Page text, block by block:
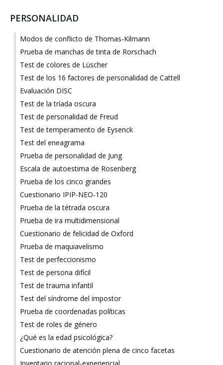
PERSONALIDAD
Modos de conflicto de Thomas-Kilmann
Prueba de manchas de tinta de Rorschach
Test de colores de Lüscher
Test de los 16 factores de personalidad de Cattell
Evaluación DISC
Test de la tríada oscura
Test de personalidad de Freud
Test de temperamento de Eysenck
Test del eneagrama
Prueba de personalidad de Jung
Escala de autoestima de Rosenberg
Prueba de los cinco grandes
Cuestionario IPIP-NEO-120
Prueba de la tétrada oscura
Prueba de ira multidimensional
Cuestionario de felicidad de Oxford
Prueba de maquiavelismo
Test de perfeccionismo
Test de persona difícil
Test de trauma infantil
Test del síndrome del impostor
Prueba de coordenadas políticas
Test de roles de género
¿Qué es la edad psicológica?
Cuestionario de atención plena de cinco facetas